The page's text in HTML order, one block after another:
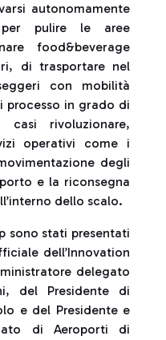
autonomamente
pulire le aree
food&beverage
di trasportare nel
con mobilità
processo in grado di
rivoluzionare,
operativi come i
degli
e la riconsegna
dello scalo.
sono stati presentati
dell’Innovation
delegato
del Presidente di
e del Presidente e
di Aeroporti di